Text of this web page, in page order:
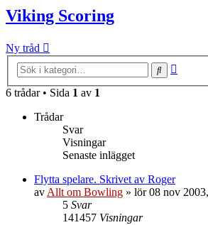
Viking Scoring
Ny tråd
Sök
6 trådar • Sida 1 av 1
Trådar
Svar
Visningar
Senaste inlägget
Flytta spelare. Skrivet av Roger
av Allt om Bowling » lör 08 nov
5 Svar
141457 Visningar